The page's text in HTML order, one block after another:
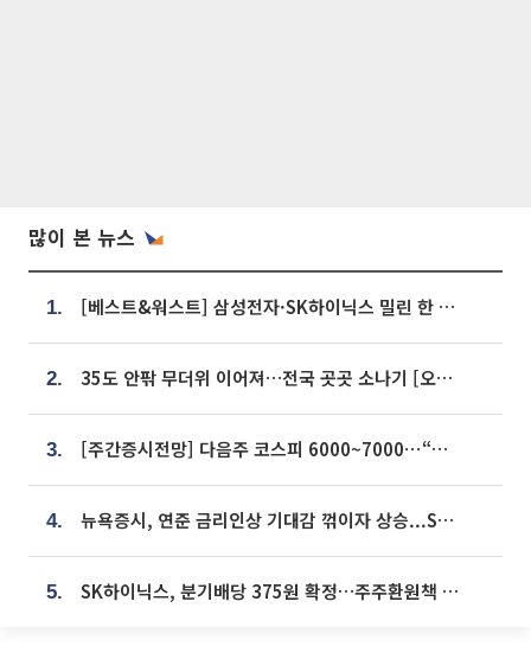
많이 본 뉴스
1. [베스트&워스트] 삼성전자·SK하이닉스 밀린 한 주…상상인증권은 85% 급등
2. 35도 안팎 무더위 이어져…전국 곳곳 소나기 [오늘 날씨]
3. [주간증시전망] 다음주 코스피 6000~7000⋯“外人 수급은 정책이 변수”
4. 뉴욕증시, 연준 금리인상 기대감 꺾이자 상승...S&P500 사상 최고치 [종합]
5. SK하이닉스, 분기배당 375원 확정…주주환원책 9월로 앞당겨 발표